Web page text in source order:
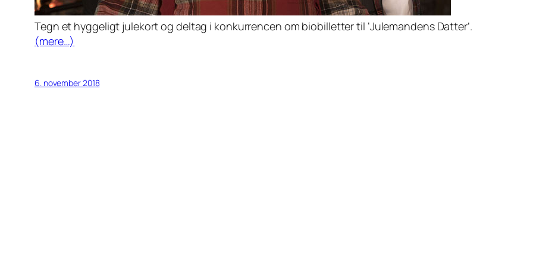
Tegn et hyggeligt julekort og deltag i konkurrencen om biobilletter til ‘Julemandens Datter’.
(mere…)
6. november 2018